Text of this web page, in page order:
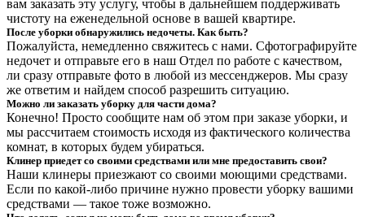
вам заказать эту услугу, чтобы в дальнейшем поддерживать
чистоту на еженедельной основе в вашей квартире.
После уборки обнаружились недочеты. Как быть?
Пожалуйста, немедленно свяжитесь с нами. Сфотографируйте
недочет и отправьте его в наш Отдел по работе с качеством,
ли сразу отправьте фото в любой из мессенджеров. Мы сразу
же ответим и найдем способ разрешить ситуацию.
Можно ли заказать уборку для части дома?
Конечно! Просто сообщите нам об этом при заказе уборки, и
мы рассчитаем стоимость исходя из фактического количества
комнат, в которых будем убираться.
Клинер приедет со своими средствами или мне предоставить свои?
Наши клинеры приезжают со своими моющими средствами.
Если по какой-либо причине нужно провести уборку вашими
средствами — такое тоже возможно.